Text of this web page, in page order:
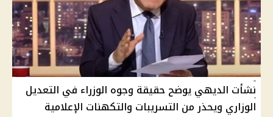
نشأت الديهي يوضح حقيقة وجوه الوزراء في التعديل
الوزاري ويحذر من التسريبات والتكهنات الإعلامية